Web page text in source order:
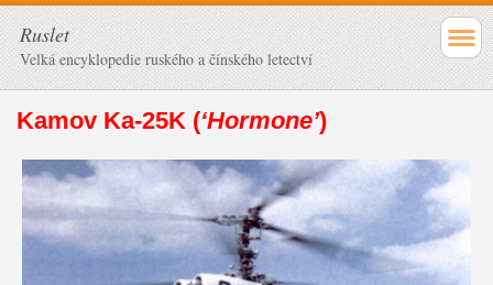
Ruslet
Velká encyklopedie ruského a čínského letectví
Kamov Ka-25K (‘Hormone’)